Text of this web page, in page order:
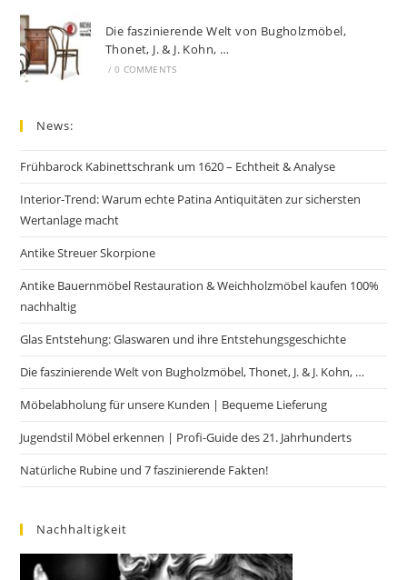
Die faszinierende Welt von Bugholzmöbel,
Thonet, J. & J. Kohn, …
/ 0 COMMENTS
News:
Frühbarock Kabinettschrank um 1620 – Echtheit & Analyse
Interior-Trend: Warum echte Patina Antiquitäten zur sichersten
Wertanlage macht
Antike Streuer Skorpione
Antike Bauernmöbel Restauration & Weichholzmöbel kaufen 100%
nachhaltig
Glas Entstehung: Glaswaren und ihre Entstehungsgeschichte
Die faszinierende Welt von Bugholzmöbel, Thonet, J. & J. Kohn, …
Möbelabholung für unsere Kunden | Bequeme Lieferung
Jugendstil Möbel erkennen | Profi-Guide des 21. Jahrhunderts
Natürliche Rubine und 7 faszinierende Fakten!
Nachhaltigkeit